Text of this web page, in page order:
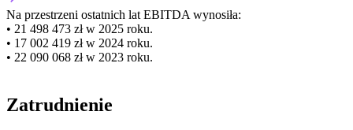
Na przestrzeni ostatnich lat EBITDA wynosiła:
• 21 498 473 zł w 2025 roku.
• 17 002 419 zł w 2024 roku.
• 22 090 068 zł w 2023 roku.
Zatrudnienie